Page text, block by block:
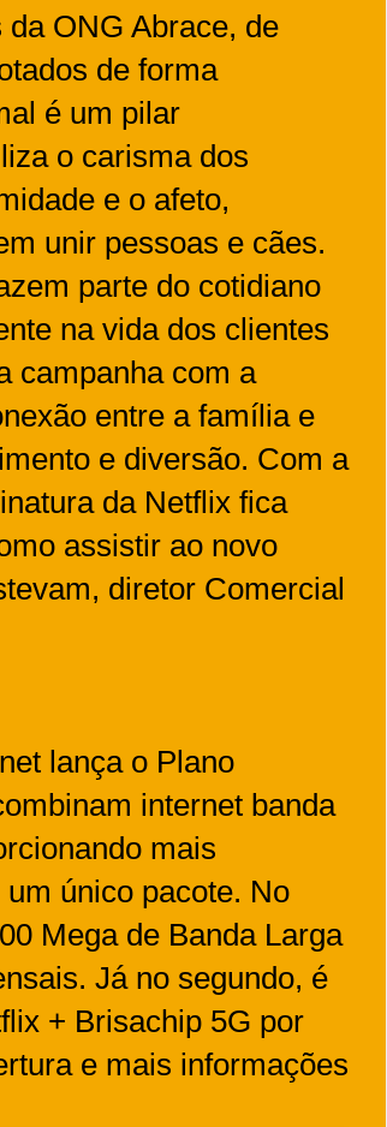
ONG Abrace, de
de forma
é um pilar
o carisma dos
e o afeto,
unir pessoas e cães.
parte do cotidiano
na vida dos clientes
campanha com a
entre a família e
e diversão. Com a
da Netflix fica
assistir ao novo
diretor Comercial
lança o Plano
internet banda
mais
único pacote. No
Mega de Banda Larga
Já no segundo, é
+ Brisachip 5G por
e mais informações